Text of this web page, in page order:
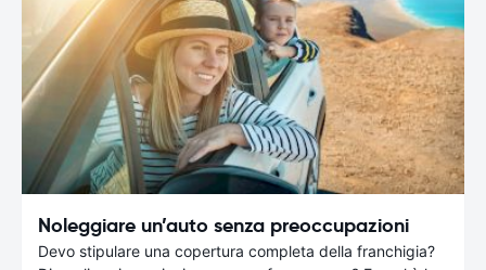
Noleggiare un’auto senza preoccupazioni
Devo stipulare una copertura completa della franchigia?